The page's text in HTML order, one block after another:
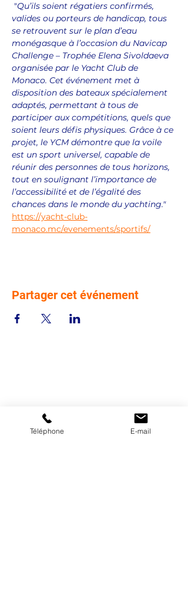
"Qu’ils soient régatiers confirmés,
valides ou porteurs de handicap, tous
se retrouvent sur le plan d’eau
monégasque à l’occasion du Navicap
Challenge – Trophée Elena Sivoldaeva
organisée par le Yacht Club de
Monaco. Cet événement met à
disposition des bateaux spécialement
adaptés, permettant à tous de
participer aux compétitions, quels que
soient leurs défis physiques. Grâce à ce
projet, le YCM démontre que la voile
est un sport universel, capable de
réunir des personnes de tous horizons,
tout en soulignant l’importance de
l’accessibilité et de l’égalité des
chances dans le monde du yachting."
https://yacht-club-
monaco.mc/evenements/sportifs/
Partager cet événement
Téléphone E-mail